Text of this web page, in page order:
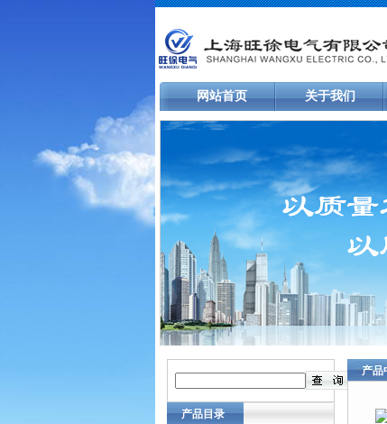
网站首页 关于我们
产品目录
产品